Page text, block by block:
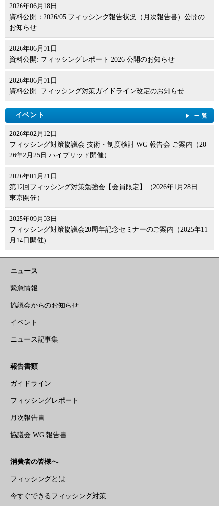
2026年06月18日
資料公開：2026/05 フィッシング報告状況（月次報告書）公開の
お知らせ
2026年06月01日
資料公開: フィッシングレポート 2026 公開のお知らせ
2026年06月01日
資料公開: フィッシング対策ガイドライン改定のお知らせ
イベント 一覧
2026年02月12日
フィッシング対策協議会 技術・制度検討 WG 報告会 ご案内（20
26年2月25日 ハイブリッド開催）
2026年01月21日
第12回フィッシング対策勉強会【会員限定】（2026年1月28日
東京開催）
2025年09月03日
フィッシング対策協議会20周年記念セミナーのご案内（2025年11
月14日開催）
ニュース
緊急情報
協議会からのお知らせ
イベント
ニュース記事集
報告書類
ガイドライン
フィッシングレポート
月次報告書
協議会 WG 報告書
消費者の皆様へ
フィッシングとは
今すぐできるフィッシング対策